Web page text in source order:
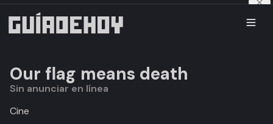
Our flag means death
Sin anunciar en línea
Cine